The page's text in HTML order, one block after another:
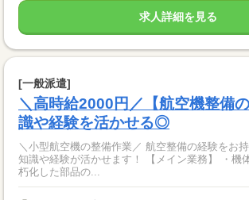
求人詳細を見る
[一般派遣]
＼高時給2000円／【航空機整備
識や経験を活かせる◎
＼小型航空機の整備作業／ 航空整備の経験をお持ちの方は即戦力！
知識や経験が活かせます！ 【メイン業務】 ・機体の外装を外して老
朽化した部品の...